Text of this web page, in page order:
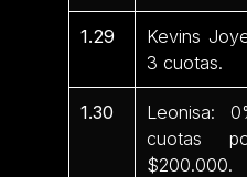
1.29
Kevins
3 cuotas.
1.30
Leonisa:
cuotas
$200.000.